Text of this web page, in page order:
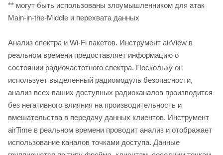
** могут быть использованы злоумышленником для атак
Main-in-the-Middle и перехвата данных
Анализ спектра и Wi-Fi пакетов. Инструмент airView в
реальном времени предоставляет информацию о
состоянии радиочастотного спектра. Поскольку он
использует выделенный радиомодуль безопасности,
анализ всех ваших доступных радиоканалов производится
без негативного влияния на производительность и
вмешательства в передачу данных клиентов. Инструмент
airTime в реальном времени проводит анализ и отображает
использование каналов точками доступа. Данные